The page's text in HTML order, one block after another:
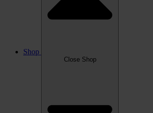
Shop
Close Shop